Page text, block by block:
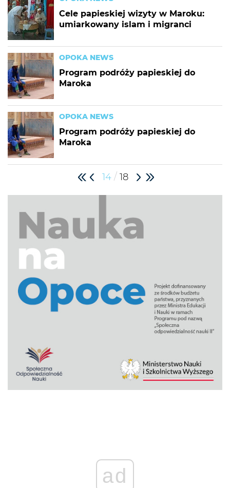
Cele papieskiej wizyty w Maroku:
umiarkowany islam i migranci
OPOKA NEWS
Program podróży papieskiej do
Maroka
OPOKA NEWS
Program podróży papieskiej do
Maroka
14 / 18
ad